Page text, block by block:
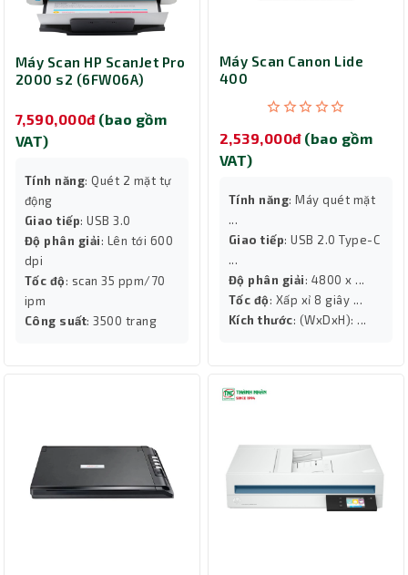
Máy Scan HP ScanJet Pro
2000 s2 (6FW06A)
7,590,000đ (bao gồm
VAT)
Tính năng: Quét 2 mặt tự
động
Giao tiếp: USB 3.0
Độ phân giải: Lên tới 600
dpi
Tốc độ: scan 35 ppm/70
ipm
Công suất: 3500 trang
Máy Scan Canon Lide
400
2,539,000đ (bao gồm
VAT)
Tính năng: Máy quét mặt
...
Giao tiếp: USB 2.0 Type-C
...
Độ phân giải: 4800 x ...
Tốc độ: Xấp xỉ 8 giây ...
Kích thước: (WxDxH): ...